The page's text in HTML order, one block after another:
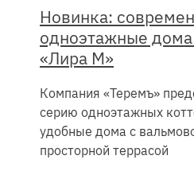
Новинка:
одноэтажные
«Лира М»
Компания «Теремъ»
серию одноэтажных
удобные дома с
просторной террасой